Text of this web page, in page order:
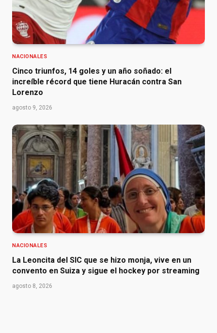
NACIONALES
Cinco triunfos, 14 goles y un año soñado: el
increíble récord que tiene Huracán contra San
Lorenzo
agosto 9, 2026
NACIONALES
La Leoncita del SIC que se hizo monja, vive en un
convento en Suiza y sigue el hockey por streaming
agosto 8, 2026